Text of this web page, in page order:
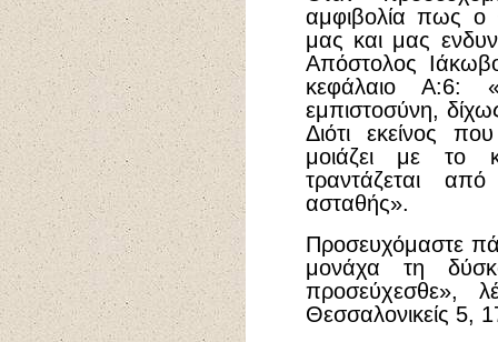
αμφιβολία πως ο
μας και μας
Απόστολος
κεφάλαιο Α:6:
εμπιστοσύνη,
Διότι εκείνος
μοιάζει με το
τραντάζεται
ασταθής».
Προσευχόμαστε
μονάχα τη
προσεύχεσθε»,
Θεσσαλονικείς 5,